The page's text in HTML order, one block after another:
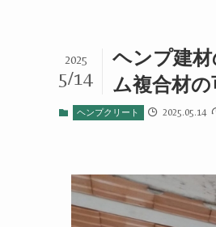
ヘンプ建
ム複合材の
2025
5/14
ヘンプクリート 2025.05.14